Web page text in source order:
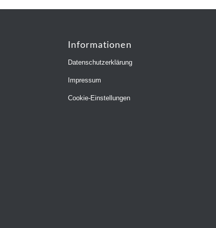
Informationen
Datenschutzerklärung
Impressum
Cookie-Einstellungen